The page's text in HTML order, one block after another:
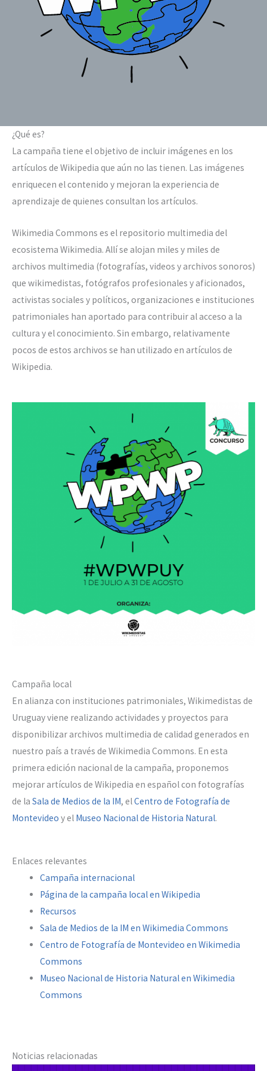
¿Qué es?
La campaña tiene el objetivo de incluir imágenes en los
artículos de Wikipedia que aún no las tienen. Las imágenes
enriquecen el contenido y mejoran la experiencia de
aprendizaje de quienes consultan los artículos.
Wikimedia Commons es el repositorio multimedia del
ecosistema Wikimedia. Allí se alojan miles y miles de
archivos multimedia (fotografías, videos y archivos sonoros)
que wikimedistas, fotógrafos profesionales y aficionados,
activistas sociales y políticos, organizaciones e instituciones
patrimoniales han aportado para contribuir al acceso a la
cultura y el conocimiento. Sin embargo, relativamente
pocos de estos archivos se han utilizado en artículos de
Wikipedia.
Campaña local
En alianza con instituciones patrimoniales, Wikimedistas de
Uruguay viene realizando actividades y proyectos para
disponibilizar archivos multimedia de calidad generados en
nuestro país a través de Wikimedia Commons. En esta
primera edición nacional de la campaña, proponemos
mejorar artículos de Wikipedia en español con fotografías
de la Sala de Medios de la IM, el Centro de Fotografía de
Montevideo y el Museo Nacional de Historia Natural.
Enlaces relevantes
Campaña internacional
Página de la campaña local en Wikipedia
Recursos
Sala de Medios de la IM en Wikimedia Commons
Centro de Fotografía de Montevideo en Wikimedia
Commons
Museo Nacional de Historia Natural en Wikimedia
Commons
Noticias relacionadas